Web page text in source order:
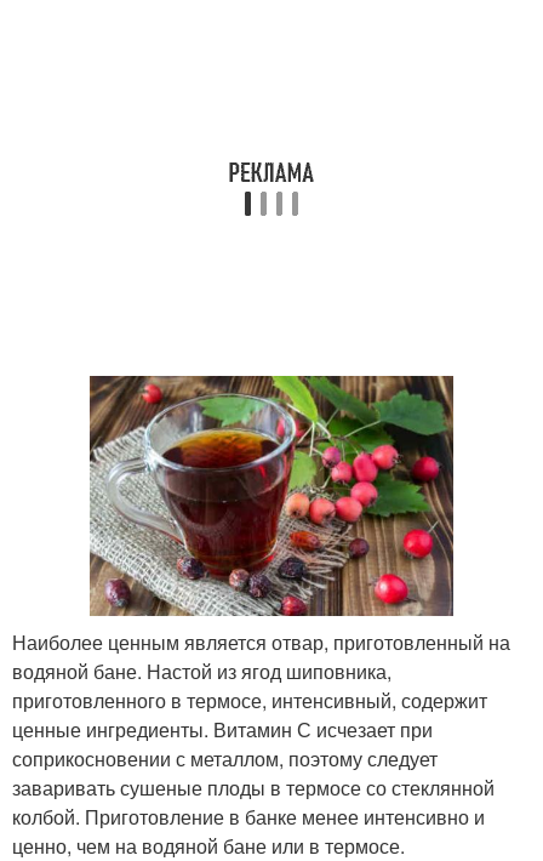
Наиболее ценным является отвар, приготовленный на
водяной бане. Настой из ягод шиповника,
приготовленного в термосе, интенсивный, содержит
ценные ингредиенты. Витамин С исчезает при
соприкосновении с металлом, поэтому следует
заваривать сушеные плоды в термосе со стеклянной
колбой. Приготовление в банке менее интенсивно и
ценно, чем на водяной бане или в термосе.